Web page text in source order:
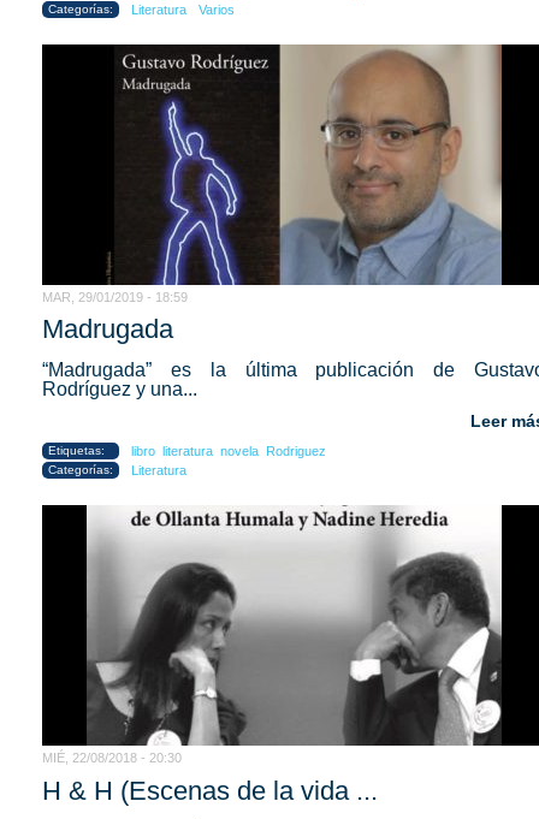
Categorías: Literatura Varios
MAR, 29/01/2019 - 18:59
Madrugada
“Madrugada” es la última publicación de
Rodríguez y una...
Leer
Etiquetas: libro literatura novela Rodriguez
Categorías: Literatura
MIÉ, 22/08/2018 - 20:30
H & H (Escenas de la vida ...